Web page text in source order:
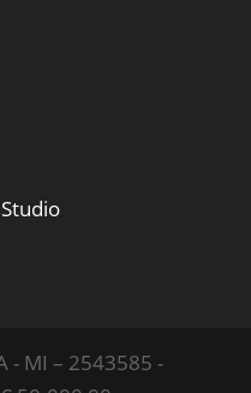
- MI – 2543585 -